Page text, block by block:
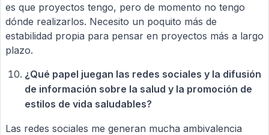
es que proyectos tengo, pero de momento no tengo
dónde realizarlos. Necesito un poquito más de
estabilidad propia para pensar en proyectos más a largo
plazo.
¿Qué papel juegan las redes sociales y la difusión
de información sobre la salud y la promoción de
estilos de vida saludables?
Las redes sociales me generan mucha ambivalencia